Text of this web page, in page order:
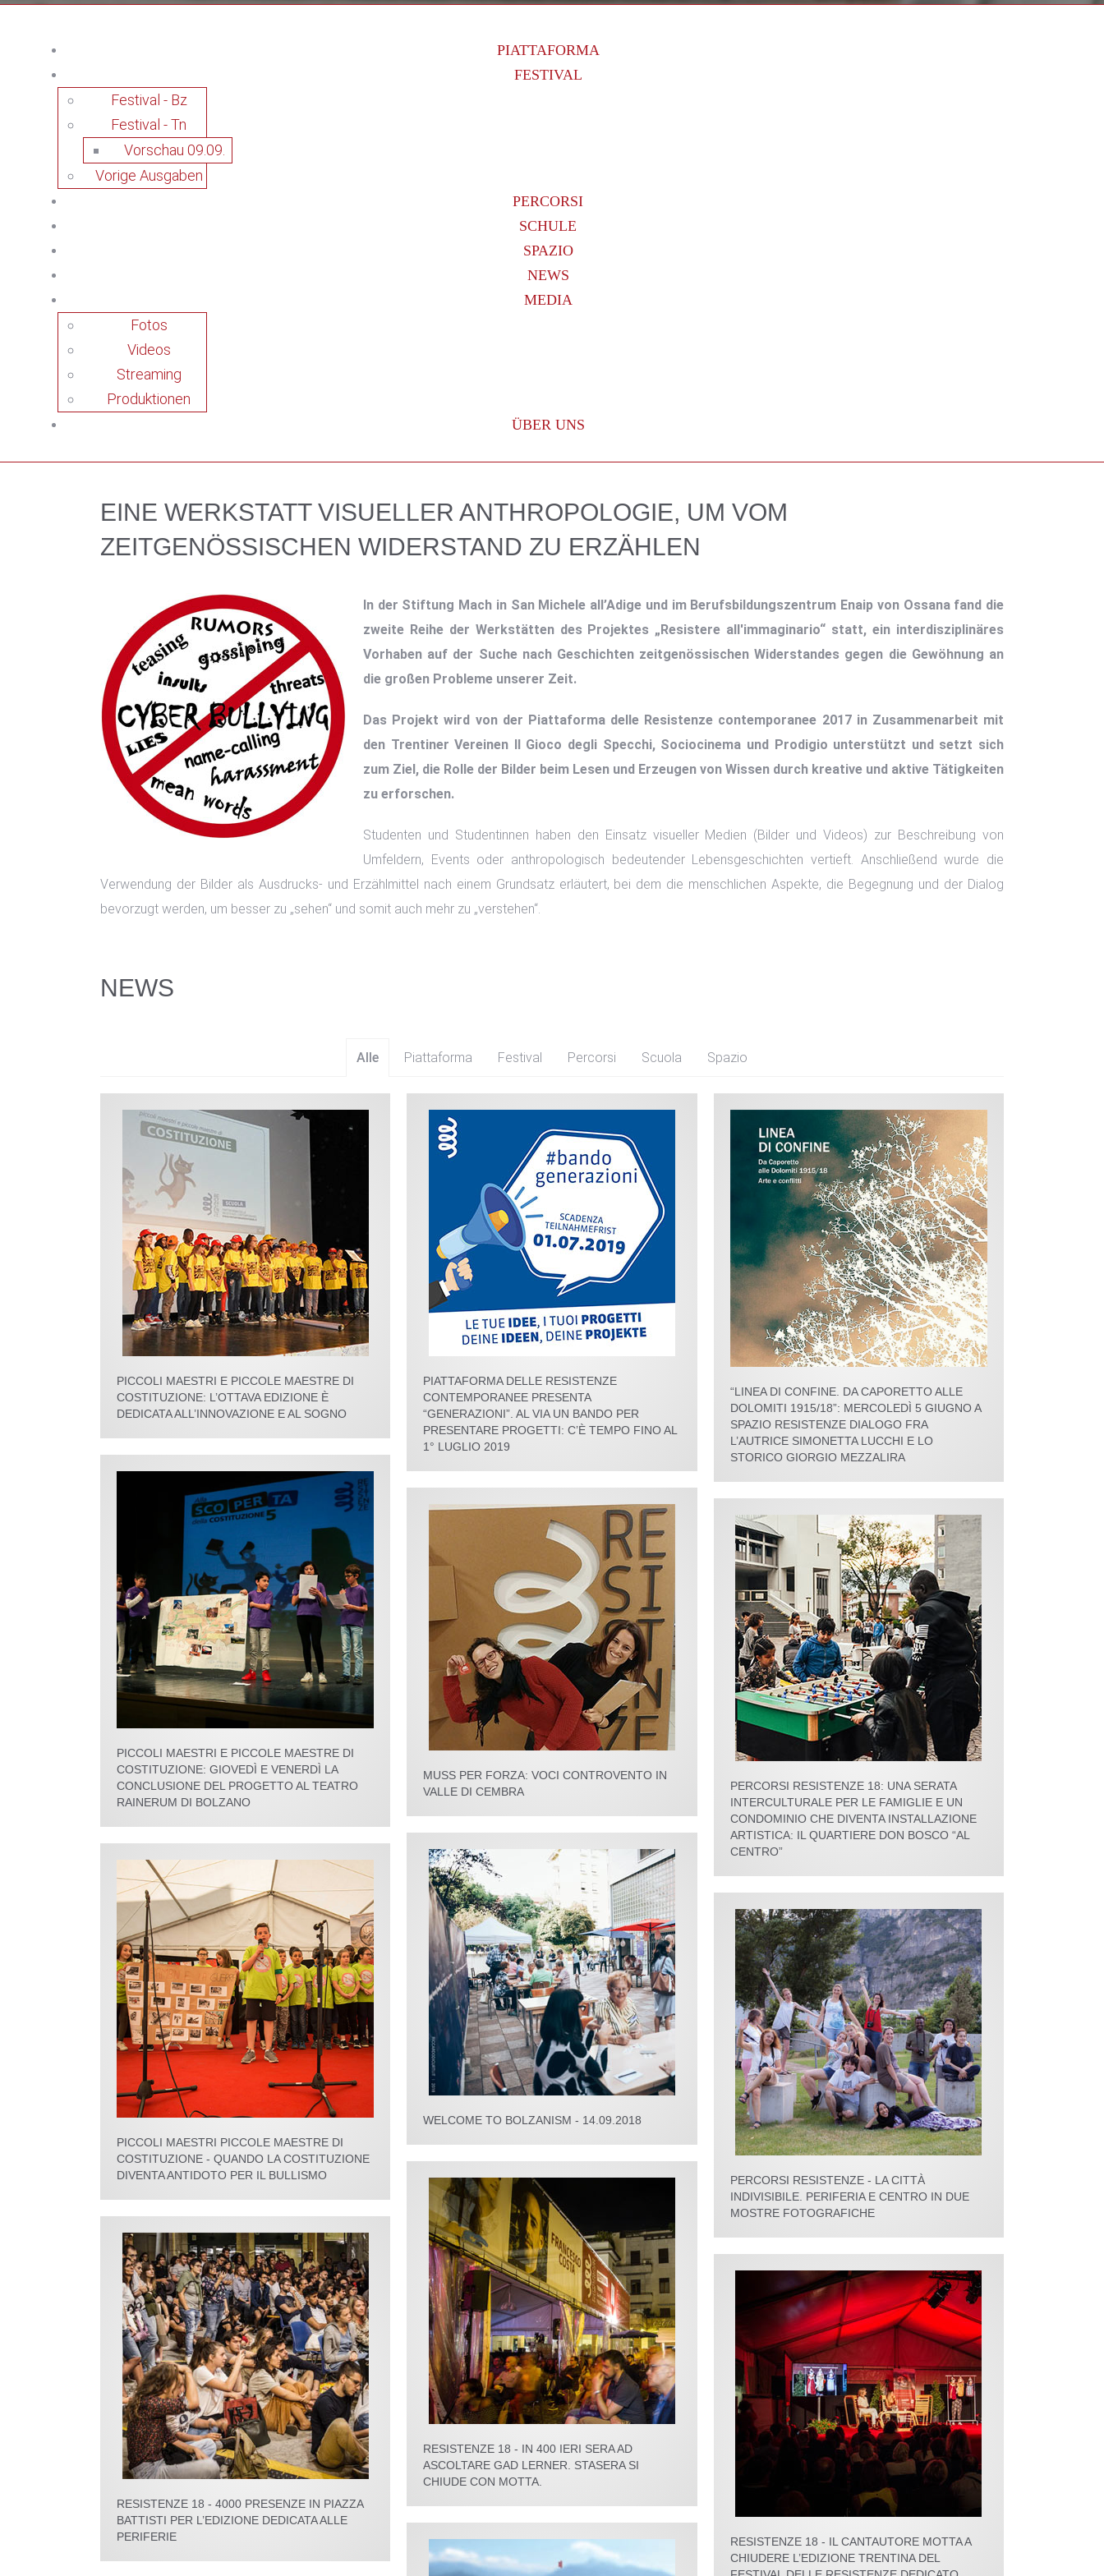
PIATTAFORMA
FESTIVAL
Festival - Bz
Festival - Tn
Vorschau 09.09.
Vorige Ausgaben
PERCORSI
SCHULE
SPAZIO
NEWS
MEDIA
Fotos
Videos
Streaming
Produktionen
ÜBER UNS
EINE WERKSTATT VISUELLER ANTHROPOLOGIE, UM VOM
ZEITGENÖSSISCHEN WIDERSTAND ZU ERZÄHLEN
In der Stiftung Mach in San Michele all’Adige und im Berufsbildungszentrum Enaip von Ossana fand die
zweite Reihe der Werkstätten des Projektes „Resistere all'immaginario“ statt, ein interdisziplinäres
Vorhaben auf der Suche nach Geschichten zeitgenössischen Widerstandes gegen die Gewöhnung an
die großen Probleme unserer Zeit.
Das Projekt wird von der Piattaforma delle Resistenze contemporanee 2017 in Zusammenarbeit mit
den Trentiner Vereinen Il Gioco degli Specchi, Sociocinema und Prodigio unterstützt und setzt sich
zum Ziel, die Rolle der Bilder beim Lesen und Erzeugen von Wissen durch kreative und aktive Tätigkeiten
zu erforschen.
Studenten und Studentinnen haben den Einsatz visueller Medien (Bilder und Videos) zur Beschreibung von
Umfeldern, Events oder anthropologisch bedeutender Lebensgeschichten vertieft. Anschließend wurde die
Verwendung der Bilder als Ausdrucks- und Erzählmittel nach einem Grundsatz erläutert, bei dem die menschlichen Aspekte, die Begegnung und der Dialog
bevorzugt werden, um besser zu „sehen“ und somit auch mehr zu „verstehen“.
NEWS
Alle Piattaforma Festival Percorsi Scuola Spazio
PICCOLI MAESTRI E PICCOLE MAESTRE DI
COSTITUZIONE: L’OTTAVA EDIZIONE È
DEDICATA ALL’INNOVAZIONE E AL SOGNO
PIATTAFORMA DELLE RESISTENZE
CONTEMPORANEE PRESENTA
“GENERAZIONI”. AL VIA UN BANDO PER
PRESENTARE PROGETTI: C’È TEMPO FINO AL
1° LUGLIO 2019
“LINEA DI CONFINE. DA CAPORETTO ALLE
DOLOMITI 1915/18”: MERCOLEDÌ 5 GIUGNO A
SPAZIO RESISTENZE DIALOGO FRA
L’AUTRICE SIMONETTA LUCCHI E LO
STORICO GIORGIO MEZZALIRA
PICCOLI MAESTRI E PICCOLE MAESTRE DI
COSTITUZIONE: GIOVEDÌ E VENERDÌ LA
CONCLUSIONE DEL PROGETTO AL TEATRO
RAINERUM DI BOLZANO
MUSS PER FORZA: VOCI CONTROVENTO IN
VALLE DI CEMBRA
PERCORSI RESISTENZE 18: UNA SERATA
INTERCULTURALE PER LE FAMIGLIE E UN
CONDOMINIO CHE DIVENTA INSTALLAZIONE
ARTISTICA: IL QUARTIERE DON BOSCO “AL
CENTRO”
PICCOLI MAESTRI PICCOLE MAESTRE DI
COSTITUZIONE - QUANDO LA COSTITUZIONE
DIVENTA ANTIDOTO PER IL BULLISMO
WELCOME TO BOLZANISM - 14.09.2018
PERCORSI RESISTENZE - LA CITTÀ
INDIVISIBILE. PERIFERIA E CENTRO IN DUE
MOSTRE FOTOGRAFICHE
RESISTENZE 18 - 4000 PRESENZE IN PIAZZA
BATTISTI PER L’EDIZIONE DEDICATA ALLE
PERIFERIE
RESISTENZE 18 - IN 400 IERI SERA AD
ASCOLTARE GAD LERNER. STASERA SI
CHIUDE CON MOTTA.
RESISTENZE 18 - IL CANTAUTORE MOTTA A
CHIUDERE L’EDIZIONE TRENTINA DEL